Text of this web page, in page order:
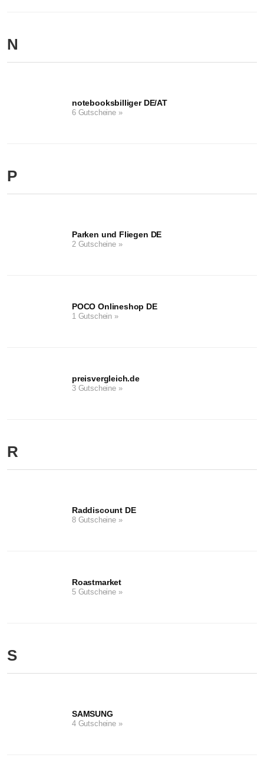
N
notebooksbilliger DE/AT
6 Gutscheine »
P
Parken und Fliegen DE
2 Gutscheine »
POCO Onlineshop DE
1 Gutschein »
preisvergleich.de
3 Gutscheine »
R
Raddiscount DE
8 Gutscheine »
Roastmarket
5 Gutscheine »
S
SAMSUNG
4 Gutscheine »